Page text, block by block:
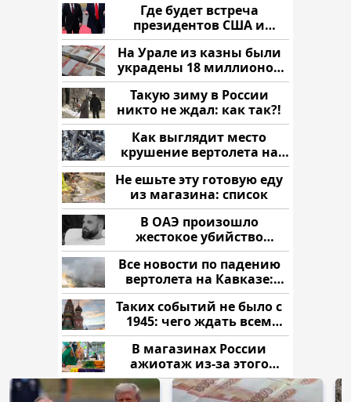
Где будет встреча
президентов США и
России: Европа?
На Урале из казны были
украдены 18 миллионов
рублей
Такую зиму в России
никто не ждал: как так?!
Как выглядит место
крушение вертолета на
Кавказе: смотреть
Не ешьте эту готовую еду
из магазина: список
В ОАЭ произошло
жестокое убийство
криптомиллионера
Все новости по падению
вертолета на Кавказе:
читать здесь
Таких событий не было с
1945: чего ждать всем
нам?
В магазинах России
ажиотаж из-за этого
продукта: что купить?